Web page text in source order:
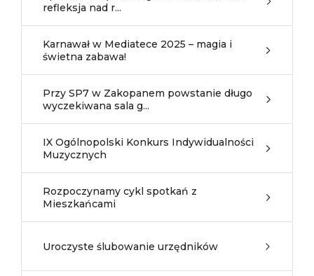
refleksja nad r...
Karnawał w Mediatece 2025 – magia i
świetna zabawa!
Przy SP7 w Zakopanem powstanie długo
wyczekiwana sala g...
IX Ogólnopolski Konkurs Indywidualności
Muzycznych
Rozpoczynamy cykl spotkań z
Mieszkańcami
Uroczyste ślubowanie urzędników